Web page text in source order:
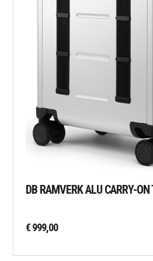
DB RAMVERK ALU CARRY-ON
€999,00